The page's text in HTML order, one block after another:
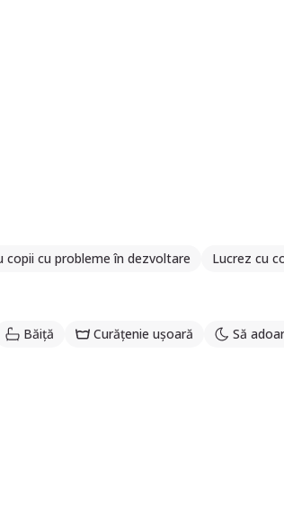
copii cu probleme în dezvoltare Lucrez cu
Băiță Curățenie ușoară Să